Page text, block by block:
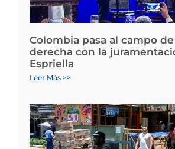
Colombia pasa al campo
derecha con la
Espriella
Leer Más >>